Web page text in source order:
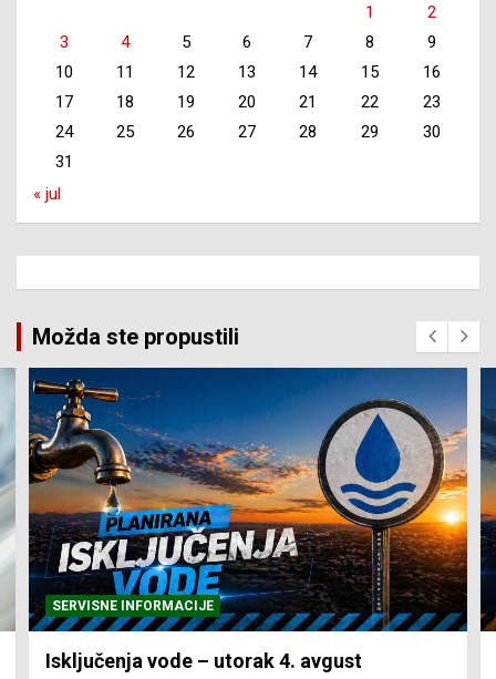
1
2
3
4 5 6 7 8
9
10
11 12 13 14 15
16
17
18 19 20 21 22
23
24
25 26 27 28 29
30
31
« jul
Možda ste propustili
SERVISNE INFORMACIJE
Isključenja vode – utorak 4. avgust